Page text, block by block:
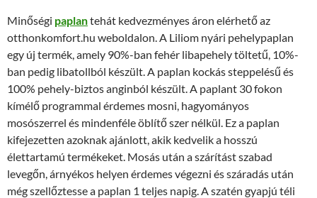
Minőségi paplantehát kedvezményes áron elérhető az
otthonkomfort.hu weboldalon. A Liliom nyári pehelypaplan
egy új termék, amely 90%-ban fehér libapehely töltetű, 10%-
ban pedig libatollból készült. A paplan kockás steppelésű és
100% pehely-biztos anginból készült. A paplant 30 fokon
kímélő programmal érdemes mosni, hagyományos
mosószerrel és mindenféle öblítő szer nélkül. Ez a paplan
kifejezetten azoknak ajánlott, akik kedvelik a hosszú
élettartamú termékeket. Mosás után a szárítást szabad
levegőn, árnyékos helyen érdemes végezni és száradás után
még szellőztesse a paplan 1 teljes napig. A szatén gyapjú téli